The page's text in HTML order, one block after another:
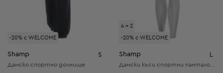
-20% с WELCOME
Shamp S
Дамско спортно долнище
4 = 2
-20% с WELCOME
Shamp L